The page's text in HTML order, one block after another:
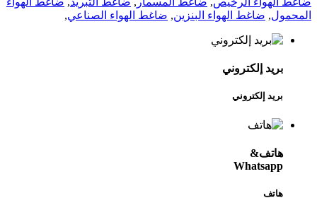
المحمول, ضاغط الهواء البنزين, ضاغط الهواء الصناعي,
بريد إلكتروني
بريد إلكتروني
هاتف&
Whatsapp
هاتف